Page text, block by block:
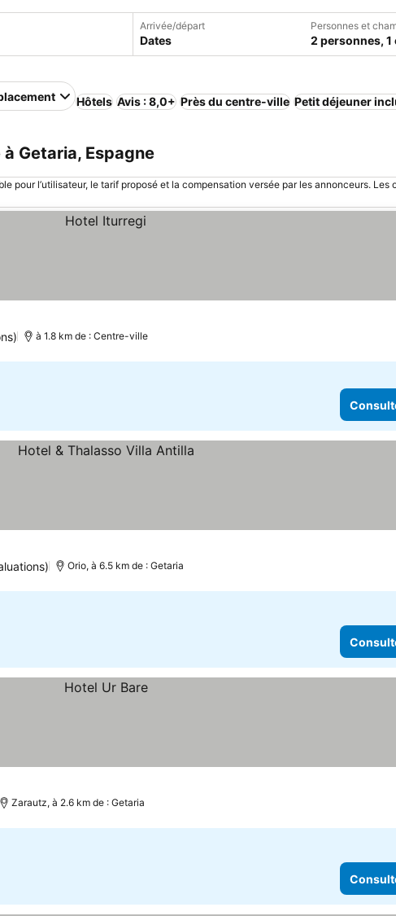
Arrivée/départ
Dates
Personnes et
2 personnes, 1
Hôtels Avis : 8,0+ Près du centre-ville Petit déjeuner
Getaria, Espagne
pour l’utilisateur, le tarif proposé et la compensation versée par les annonceurs. Les
à 1.8 km de : Centre-ville
Orio, à 6.5 km de : Getaria
Zarautz, à 2.6 km de : Getaria